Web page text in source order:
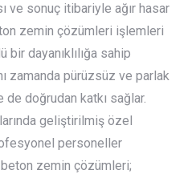
ve sonuç itibariyle ağır hasar
zemin çözümleri işlemleri
dayanıklılığa sahip
zamanda pürüzsüz ve parlak
doğrudan katkı sağlar.
geliştirilmiş özel
personeller
beton zemin çözümleri;